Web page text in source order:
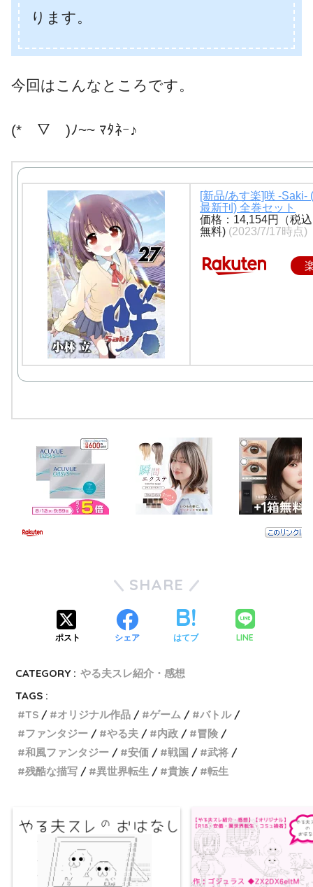
ります。
今回はこんなところです。
(*￣▽￣)ﾉ~~ ﾏﾀﾈｰ♪
[新品/あす楽]咲 -Saki-
最新刊) 全巻セット
価格：14,154円（税
無料) (2023/7/17時点)
SHARE
ポスト シェア はてブ LINE
CATEGORY : やる夫スレ紹介・感想
TAGS :
TS
オリジナル作品 ゲーム
バトル
ファンタジー
やる夫 内政
冒険
和風ファンタジー
安価 戦国
武将
残酷な描写
異世界転生 貴族 転生